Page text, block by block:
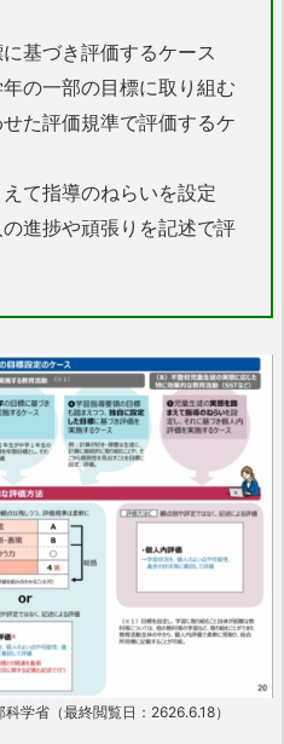
基づき評価するケース
の一部の目標に取り組む
た評価規準で評価するケ
て指導のねらいを設定
進捗や頑張りを記述で評
学省（最終閲覧日：2626.6.18）